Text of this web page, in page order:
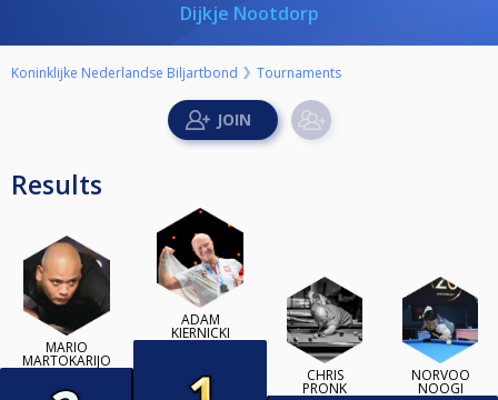
Dijkje Nootdorp
Koninklijke Nederlandse Biljartbond Tournaments
Results
MARIO
MARTOKARIJO
ADAM
KIERNICKI
CHRIS
PRONK
NORVOO
NOOGI